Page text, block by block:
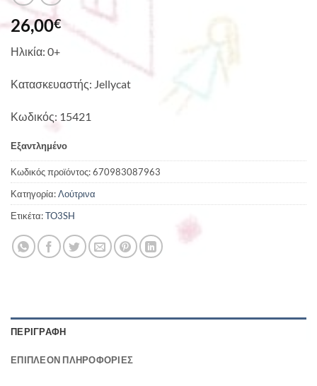
26,00€
Ηλικία: 0+
Κατασκευαστής: Jellycat
Κωδικός: 15421
Εξαντλημένο
Κωδικός προϊόντος:670983087963
Κατηγορία:Λούτρινα
Ετικέτα:TO3SH
ΠΕΡΙΓΡΑΦΉ
ΕΠΙΠΛΈΟΝ ΠΛΗΡΟΦΟΡΊΕΣ